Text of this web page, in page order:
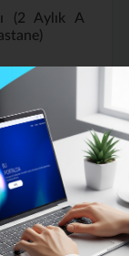
(2 Aylık A
(2 Aylık A
Alımı
2026 (2
Alımı (2